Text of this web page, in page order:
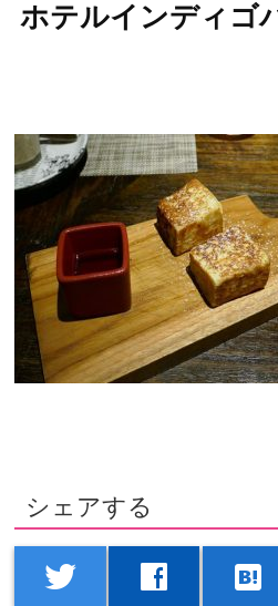
ホテルインディ
シェアする
twitter facebook hatenabookmark